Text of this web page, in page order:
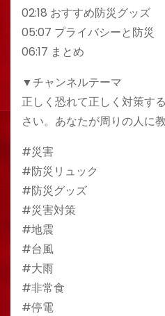
02:18 おすすめ防災グッズ
05:07 プライバシーと防災
06:17 まとめ
▼チャンネルテーマ
正しく恐れて正しく対策す
さい。あなたが周りの人に
#災害
#防災リュック
#防災グッズ
#災害対策
#地震
#台風
#大雨
#非常食
#停電